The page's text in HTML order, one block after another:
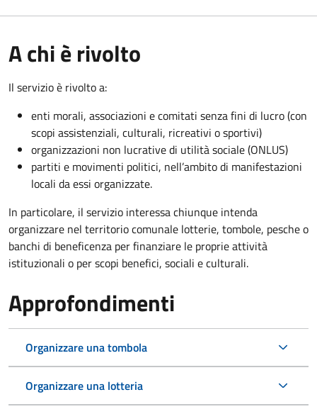
A chi è rivolto
Il servizio è rivolto a:
enti morali, associazioni e comitati senza fini di lucro (con
scopi assistenziali, culturali, ricreativi o sportivi)
organizzazioni non lucrative di utilità sociale (ONLUS)
partiti e movimenti politici, nell’ambito di manifestazioni
locali da essi organizzate.
In particolare, il servizio interessa chiunque intenda
organizzare nel territorio comunale lotterie, tombole, pesche o
banchi di beneficenza per finanziare le proprie attività
istituzionali o per scopi benefici, sociali e culturali.
Approfondimenti
Organizzare una tombola
Organizzare una lotteria